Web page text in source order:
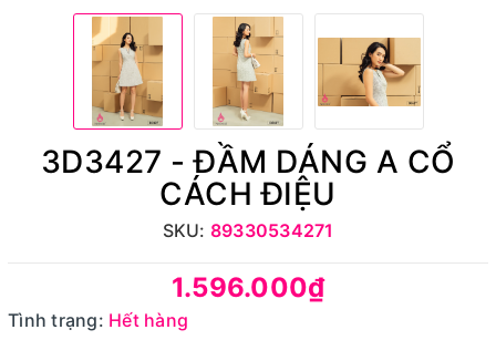
3D3427 - ĐẦM DÁNG A CỔ
CÁCH ĐIỆU
SKU: 89330534271
1.596.000₫
Tình trạng: Hết hàng